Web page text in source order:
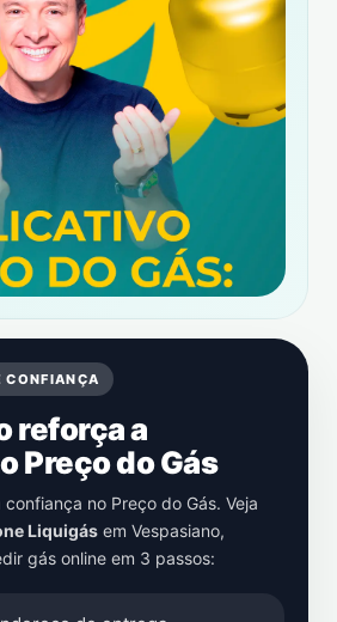
CONFIANÇA
reforça a
Preço do Gás
no Preço do Gás. Veja
Liquigás em Vespasiano,
gás online em 3 passos: